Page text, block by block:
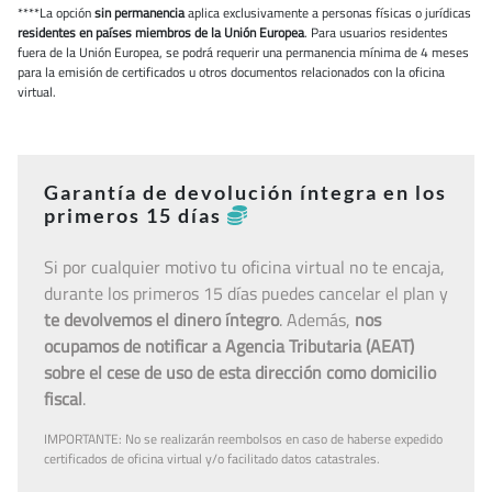
****La opciónsin permanenciaaplica exclusivamente a personas físicas o jurídicas
residentes en países miembros de la Unión Europea. Para usuarios residentes
fuera de la Unión Europea, se podrá requerir una permanencia mínima de 4 meses
para la emisión de certificados u otros documentos relacionados con la oficina
virtual.
Garantía de devolución íntegra en los
primeros 15 días
Si por cualquier motivo tu oficina virtual no te encaja,
durante los primeros 15 días puedes cancelar el plan y
te devolvemos el dinero íntegro. Además, nos
ocupamos de notificar a Agencia Tributaria (AEAT)
sobre el cese de uso de esta dirección como domicilio
fiscal.
IMPORTANTE: No se realizarán reembolsos en caso de haberse expedido
certificados de oficina virtual y/o facilitado datos catastrales.